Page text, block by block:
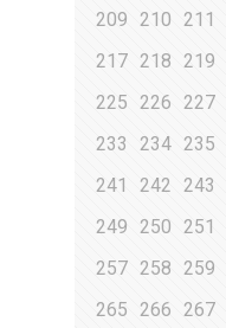
209
210 211
217 218 219
225
226 227
233
234 235
241
242 243
249
250 251
257 258 259
265
266 267